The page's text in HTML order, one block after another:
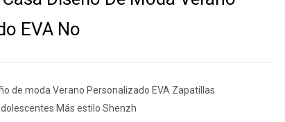
EVA No
de moda Verano Personalizado EVA Zapatillas
Más estilo Shenzh